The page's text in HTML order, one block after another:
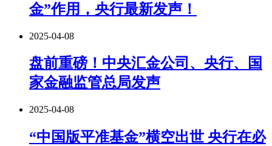
金”作用，央行最新发声！
2025-04-08
盘前重磅！中央汇金公司、央行、国
家金融监管总局发声
2025-04-08
“中国版平准基金”横空出世 央行在必